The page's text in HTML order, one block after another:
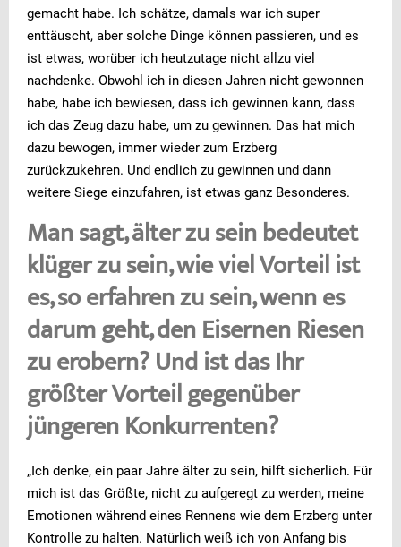
gemacht habe. Ich schätze, damals war ich super
enttäuscht, aber solche Dinge können passieren, und es
ist etwas, worüber ich heutzutage nicht allzu viel
nachdenke. Obwohl ich in diesen Jahren nicht gewonnen
habe, habe ich bewiesen, dass ich gewinnen kann, dass
ich das Zeug dazu habe, um zu gewinnen. Das hat mich
dazu bewogen, immer wieder zum Erzberg
zurückzukehren. Und endlich zu gewinnen und dann
weitere Siege einzufahren, ist etwas ganz Besonderes.
Man sagt, älter zu sein bedeutet
klüger zu sein, wie viel Vorteil ist
es, so erfahren zu sein, wenn es
darum geht, den Eisernen Riesen
zu erobern? Und ist das Ihr
größter Vorteil gegenüber
jüngeren Konkurrenten?
„Ich denke, ein paar Jahre älter zu sein, hilft sicherlich. Für
mich ist das Größte, nicht zu aufgeregt zu werden, meine
Emotionen während eines Rennens wie dem Erzberg unter
Kontrolle zu halten. Natürlich weiß ich von Anfang bis